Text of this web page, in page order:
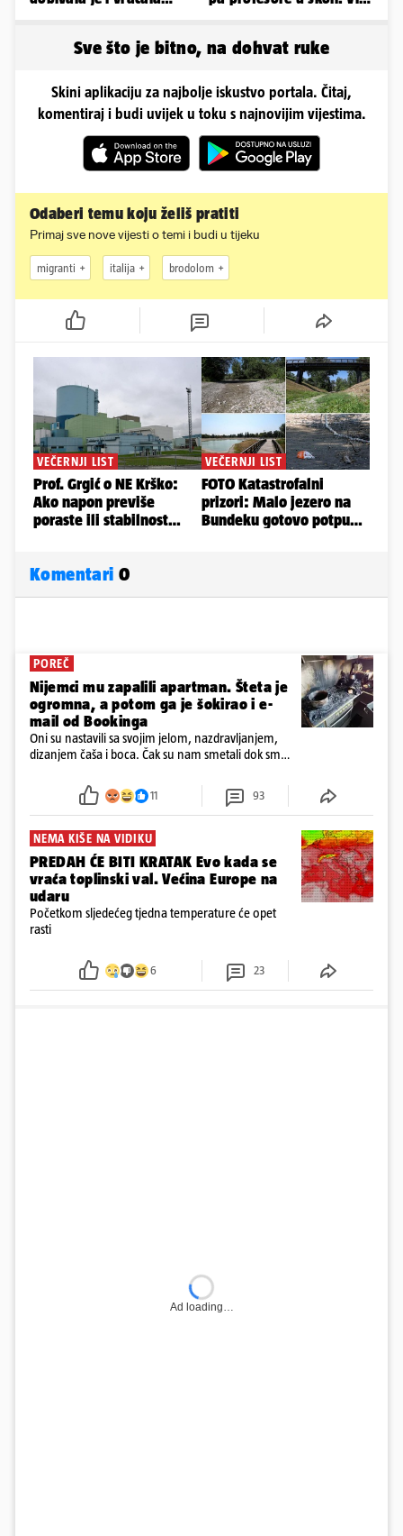
Sve što je bitno, na dohvat ruke
Skini aplikaciju za najbolje iskustvo portala. Čitaj,
komentiraj i budi uvijek u toku s najnovijim vijestima.
Odaberi temu koju želiš pratiti
Primaj sve nove vijesti o temi i budi u tijeku
migranti italija brodolom
Komentari 0
POREČ
Nijemci mu zapalili apartman. Šteta je
ogromna, a potom ga je šokirao i e-
mail od Bookinga
Oni su nastavili sa svojim jelom, nazdravljanjem,
dizanjem čaša i boca. Čak su nam smetali dok smo
požar, rekao je vlasnik
11 93
NEMA KIŠE NA VIDIKU
PREDAH ĆE BITI KRATAK Evo kada se
vraća toplinski val. Većina Europe na
udaru
Početkom sljedećeg tjedna temperature će opet
rasti
6 23
Ad loading…